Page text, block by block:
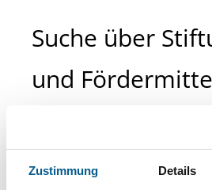
Zustimmung Details
Suche über
und
Sie suchen finanzielle
Projekt oder ein Vorhaben?
direkt über unsere